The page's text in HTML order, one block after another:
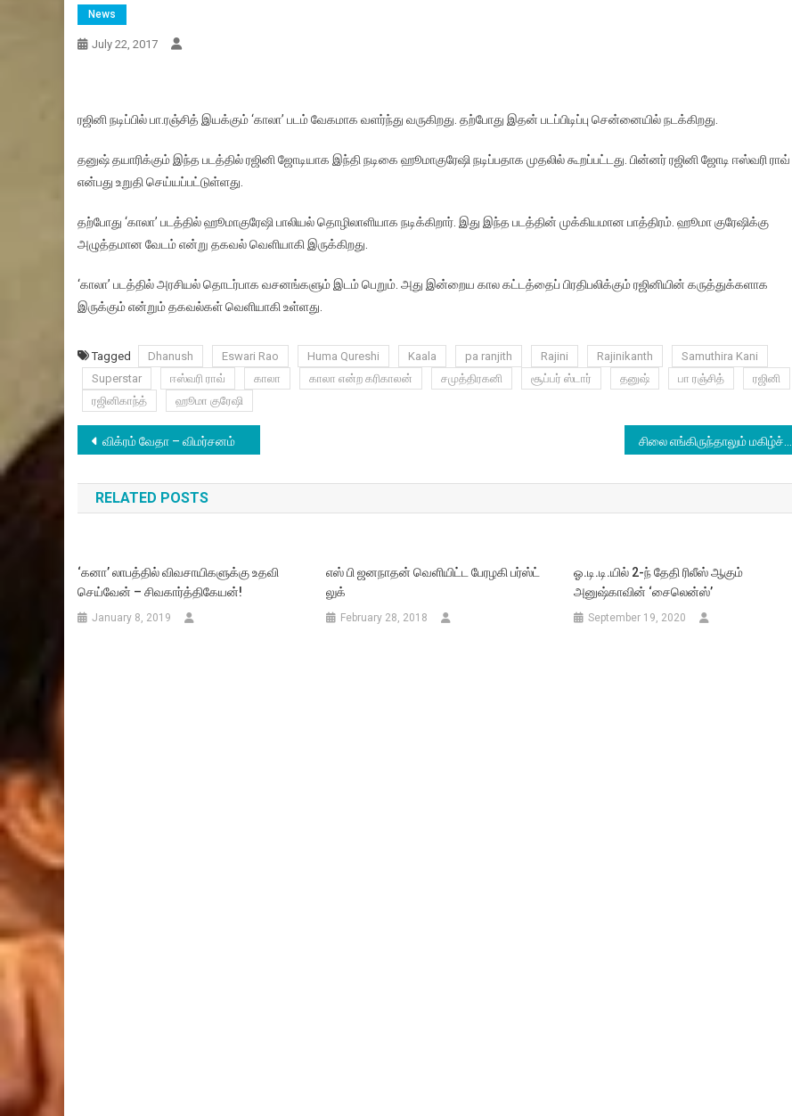
News
July 22, 2017
ரஜினி நடிப்பில் பா.ரஞ்சித் இயக்கும் ‘காலா’ படம் வேகமாக வளர்ந்து வருகிறது. தற்போது இதன் படப்பிடிப்பு சென்னையில் நடக்கிறது.
தனுஷ் தயாரிக்கும் இந்த படத்தில் ரஜினி ஜோடியாக இந்தி நடிகை ஹூமாகுரேஷி நடிப்பதாக முதலில் கூறப்பட்டது. பின்னர் ரஜினி ஜோடி ஈஸ்வரி ராவ்
என்பது உறுதி செய்யப்பட்டுள்ளது.
தற்போது ‘காலா’ படத்தில் ஹூமாகுரேஷி பாலியல் தொழிலாளியாக நடிக்கிறார். இது இந்த படத்தின் முக்கியமான பாத்திரம். ஹூமா குரேஷிக்கு
அழுத்தமான வேடம் என்று தகவல் வெளியாகி இருக்கிறது.
‘காலா’ படத்தில் அரசியல் தொடர்பாக வசனங்களும் இடம் பெறும். அது இன்றைய கால கட்டத்தைப் பிரதிபலிக்கும் ரஜினியின் கருத்துக்களாக
இருக்கும் என்றும் தகவல்கள் வெளியாகி உள்ளது.
Tagged Dhanush Eswari Rao Huma Qureshi Kaala pa ranjith Rajini Rajinikanth
Samuthira Kani
Superstar
ஈஸ்வரி ராவ் காலா காலா என்ற கரிகாலன் சமுத்திரகனி சூப்பர் ஸ்டார் தனுஷ் பா ரஞ்சித்
ரஜினி
ரஜினிகாந்த்
ஹூமா குரேஷி
Post
navigation
விக்ரம் வேதா – விமர்சனம் சிலை எங்கிருந்தாலும் மகிழ்ச்சி : ராம்குமார்
RELATED POSTS
‘கனா’ லாபத்தில் விவசாயிகளுக்கு உதவி
செய்வேன் – சிவகார்த்திகேயன்!
January 8, 2019
எஸ் பி ஜனநாதன் வெளியிட்ட பேரழகி பர்ஸ்ட்
லுக்
February 28, 2018
ஓ.டி.டி.யில் 2-ந் தேதி ரிலீஸ் ஆகும்
அனுஷ்காவின் ‘சைலென்ஸ்’
September 19, 2020